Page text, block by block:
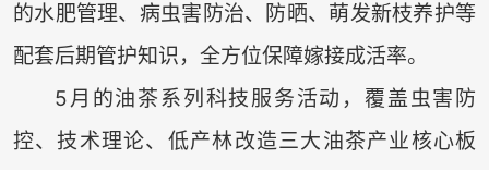
的水肥管理、病虫害防治、防晒、萌发新枝养护等
配套后期管护知识，全方位保障嫁接成活率。
5月的油茶系列科技服务活动，覆盖虫害防
控、技术理论、低产林改造三大油茶产业核心板